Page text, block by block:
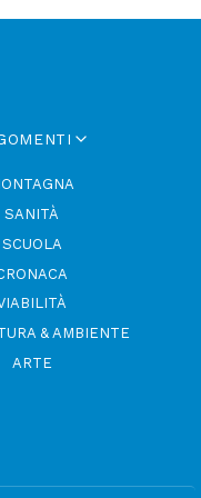
SANITÀ
SCUOLA
& AMBIENTE
ARTE